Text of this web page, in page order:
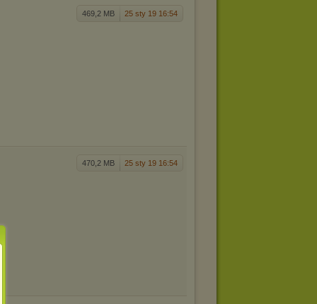
469,2 MB 25 sty 19 16:54
470,2 MB 25 sty 19 16:54